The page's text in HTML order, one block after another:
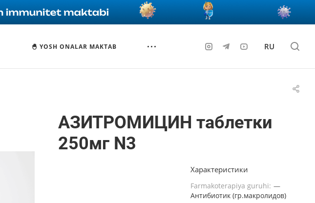
🐣 YOSH ONALAR MAKTAB RU
АЗИТРОМИЦИН таблетки
250мг N3
Характеристики
Farmakoterapiya guruhi: —
Антибиотик (гр.макролидов)